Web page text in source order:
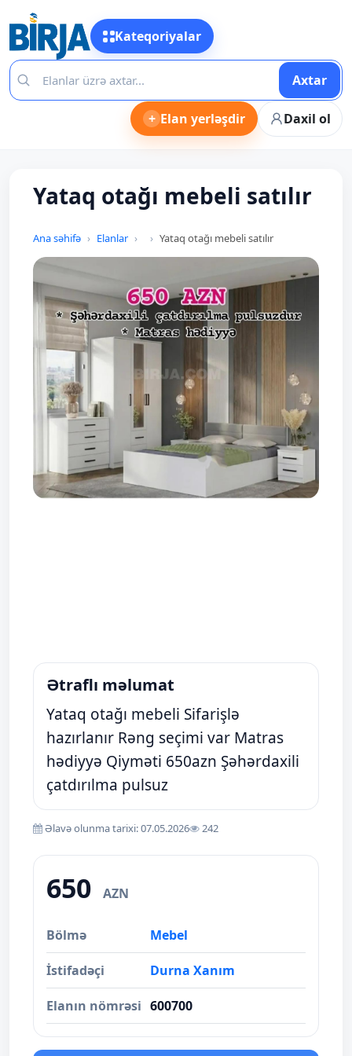
Kateqoriyalar
Axtar
+ Elan yerləşdir Daxil ol
Yataq otağı mebeli satılır
Ana səhifə Elanlar Yataq otağı mebeli satılır
Ətraflı məlumat
Yataq otağı mebeli Sifarişlə
hazırlanır Rəng seçimi var Matras
hədiyyə Qiyməti 650azn Şəhərdaxili
çatdırılma pulsuz
Əlavə olunma tarixi: 07.05.2026 242
650 AZN
Bölmə Mebel
İstifadəçi Durna Xanım
Elanın nömrəsi 600700